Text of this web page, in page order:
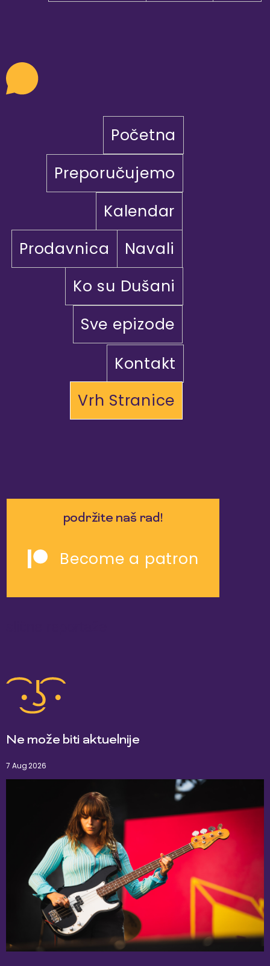
Početna
Preporučujemo
Kalendar
Prodavnica
Navali
Ko su Dušani
Sve epizode
Kontakt
Vrh Stranice
podržite naš rad!
Become a patron
Ne može biti aktuelnije
7 Aug 2026